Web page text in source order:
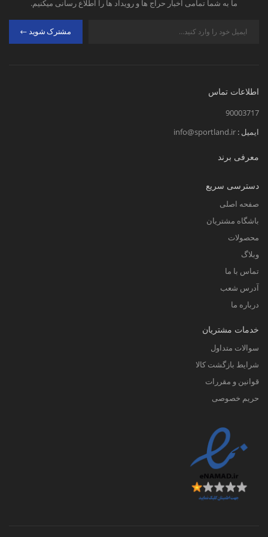
ما به شما تمامی اخبار حراج ها و رویداد ها را اطلاع رسانی میکنیم.
مشترک شوید
اطلاعات تماس
90003717
ایمیل : info@sportland.ir
معرفی برند
دسترسی سریع
صفحه اصلی
باشگاه مشتریان
محصولات
وبلاگ
تماس با ما
آدرس شعب
درباره ما
خدمات مشتریان
سوالات متداول
شرایط بازگشت کالا
قوانین و مقررات
حریم خصوصی